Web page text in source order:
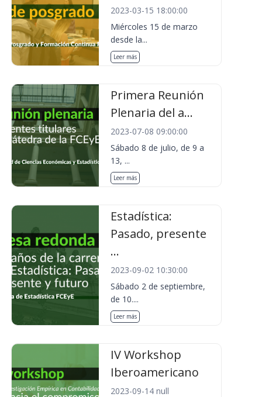
2023-03-15 18:00:00
Miércoles 15 de marzo
desde la...
Leer más
Primera Reunión
Plenaria del a...
2023-07-08 09:00:00
Sábado 8 de julio, de 9 a
13, ...
Leer más
Estadística:
Pasado, presente
...
2023-09-02 10:30:00
Sábado 2 de septiembre,
de 10....
Leer más
IV Workshop
Iberoamericano
2023-09-14 null